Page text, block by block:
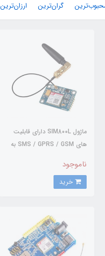
گران‌ترین ارزان‌ترین
ماژول SIM800L دارای قابلیت
های SMS / GPRS / GSM به
ناموجود
خرید